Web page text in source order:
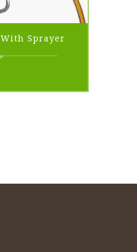
Sprayer